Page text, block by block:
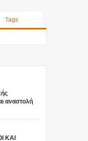
Tags
αναστολή
ΚΑΙ